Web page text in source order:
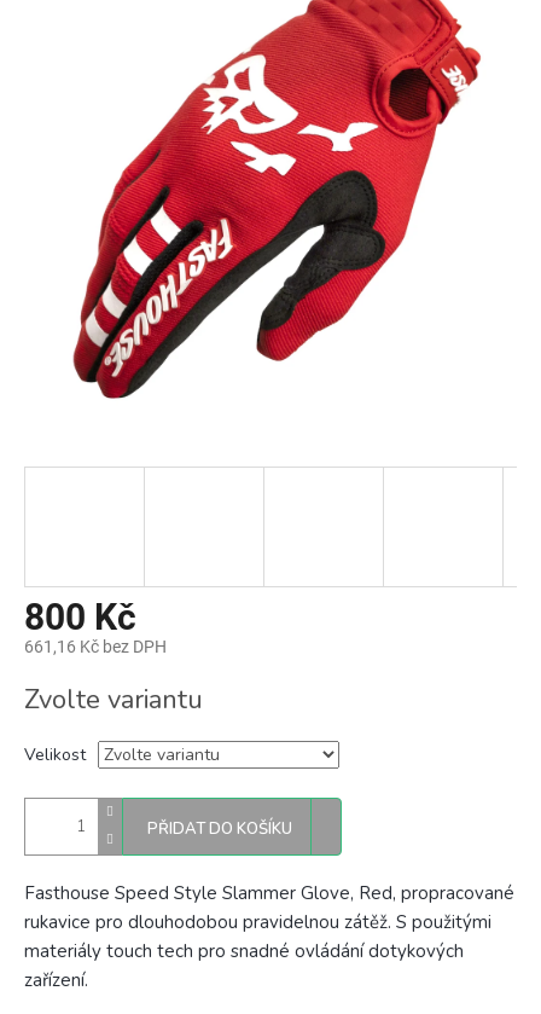
800 Kč
661,16 Kč bez DPH
cena:
Zvolte variantu
Velikost
PŘIDAT DO KOŠÍKU
Fasthouse Speed Style Slammer Glove, Red, propracované
rukavice pro dlouhodobou pravidelnou zátěž. S použitými
materiály touch tech pro snadné ovládání dotykových
zařízení.